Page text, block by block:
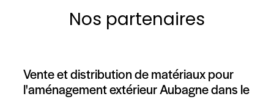
Nos partenaires
Vente et distribution de matériaux pour
l'aménagement extérieur Aubagne dans le